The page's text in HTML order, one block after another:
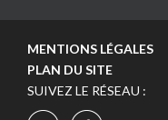
MENTIONS LÉGALES
PLAN DU SITE
SUIVEZ LE RÉSEAU :